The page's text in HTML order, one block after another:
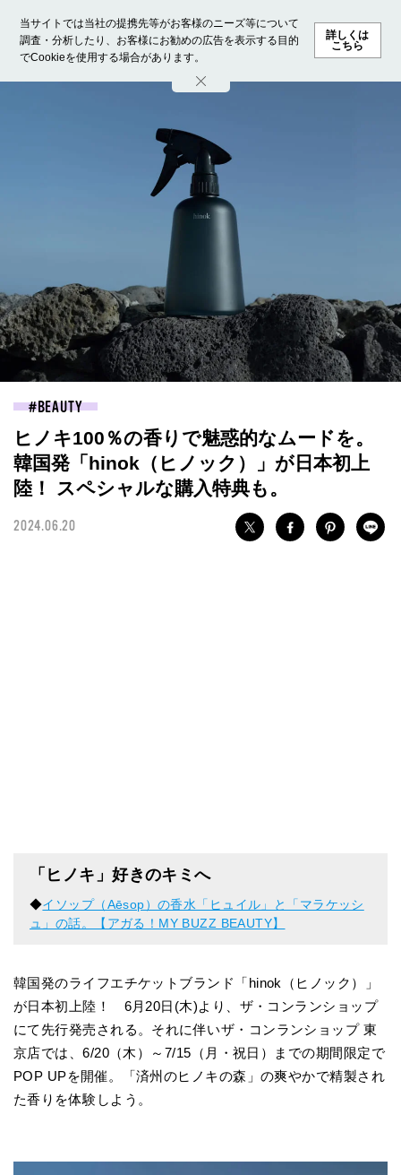
当サイトでは当社の提携先等がお客様のニーズ等について
調査・分析したり、お客様にお勧めの広告を表示する目的
でCookieを使用する場合があります。
詳しくは
こちら
ホーム モデル募集 ランキング ファッション ビューテ
BEAUTY
ヒノキ100％の香りで魅惑的なムードを。
韓国発「hinok（ヒノック）」が日本初上
陸！ スペシャルな購入特典も。
2024.06.20
「ヒノキ」好きのキミへ
◆イソップ（Aēsop）の香水「ヒュイル」と「マラケッシ
ュ」の話。【アガる！MY BUZZ BEAUTY】
韓国発のライフエチケットブランド「hinok（ヒノック）」
が日本初上陸！ 6月20日(木)より、ザ・コンランショップ
にて先行発売される。それに伴いザ・コンランショップ 東
京店では、6/20（木）～7/15（月・祝日）までの期間限定で
POP UPを開催。「済州のヒノキの森」の爽やかで精製され
た香りを体験しよう。